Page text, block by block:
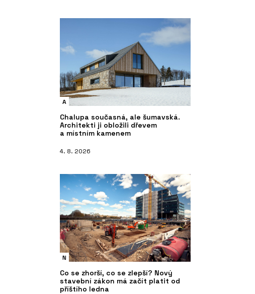
A
Chalupa současná, ale šumavská.
Architekti ji obložili dřevem
a místním kamenem
4. 8. 2026
N
Co se zhorší, co se zlepší? Nový
stavební zákon má začít platit od
příštího ledna